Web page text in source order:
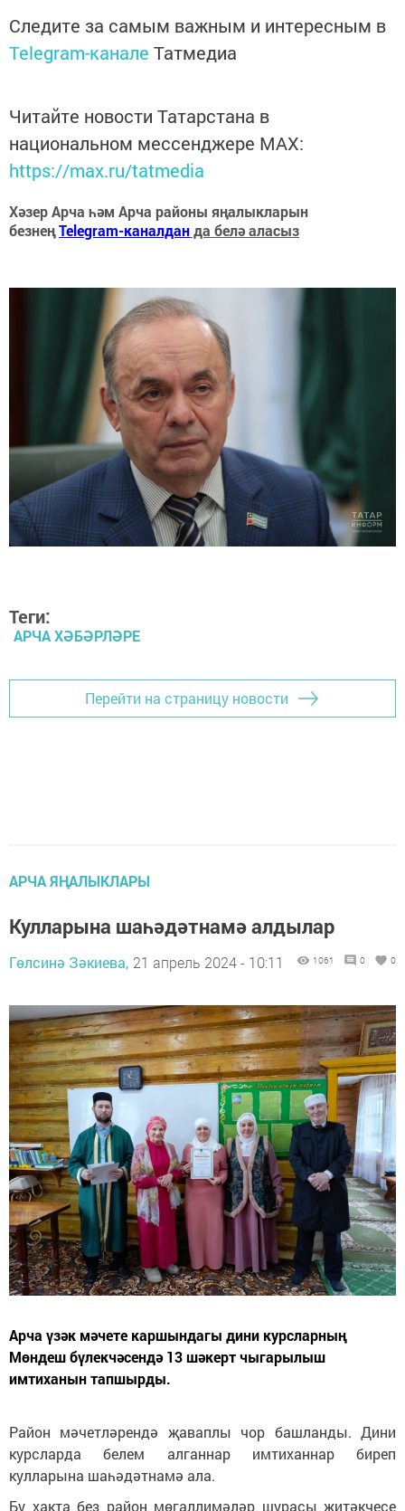
Следите за самым важным и интересным в
Telegram-канале Татмедиа
Читайте новости Татарстана в
национальном мессенджере MАХ:
https://max.ru/tatmedia
Хәзер Арча һәм Арча районы яңалыкларын
безнеңTelegram-каналданда белә аласыз
Теги:
АРЧА ХӘБӘРЛӘРЕ
Перейти на страницу новости
АРЧА ЯҢАЛЫКЛАРЫ
Кулларына шаһәдәтнамә алдылар
Гөлсинә Зәкиева, 21 апрель 2024 - 10:11 1061 0 0
Арча үзәк мәчете каршындагы дини курсларның
Мөндеш бүлекчәсендә 13 шәкерт чыгарылыш
имтиханын тапшырды.
Район мәчетләрендә җаваплы чор башланды. Дини
курсларда белем алганнар имтиханнар биреп
кулларына шаһәдәтнамә ала.
Бу хакта без район мөгаллимәләр шурасы җитәкчесе